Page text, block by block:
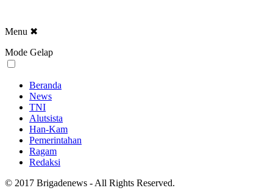
Menu ✖
Mode Gelap
Beranda
News
TNI
Alutsista
Han-Kam
Pemerintahan
Ragam
Redaksi
© 2017 Brigadenews - All Rights Reserved.